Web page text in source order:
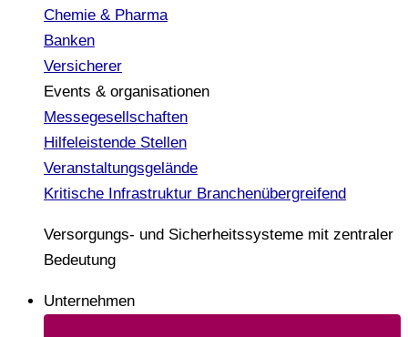
Chemie & Pharma
Banken
Versicherer
Events & organisationen
Messegesellschaften
Hilfeleistende Stellen
Veranstaltungsgelände
Kritische Infrastruktur Branchenübergreifend
Versorgungs- und Sicherheitssysteme mit zentraler
Bedeutung
Unternehmen